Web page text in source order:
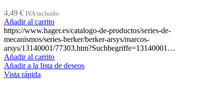
4,49 € IVA incluido
Añadir al carrito
https://www.hager.es/catalogo-de-productos/series-de-
mecanismos/series-berker/berker-arsys/marcos-
arsys/13140001/77303.htm?Suchbegriffe=13140001…
Añadir al carrito
Añadir a la lista de deseos
Vista rápida